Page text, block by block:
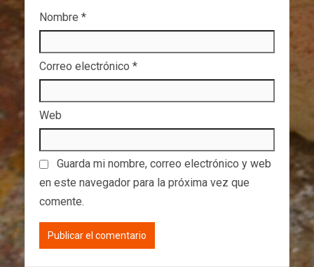
Nombre *
Correo electrónico *
Web
Guarda mi nombre, correo electrónico y web
en este navegador para la próxima vez que
comente.